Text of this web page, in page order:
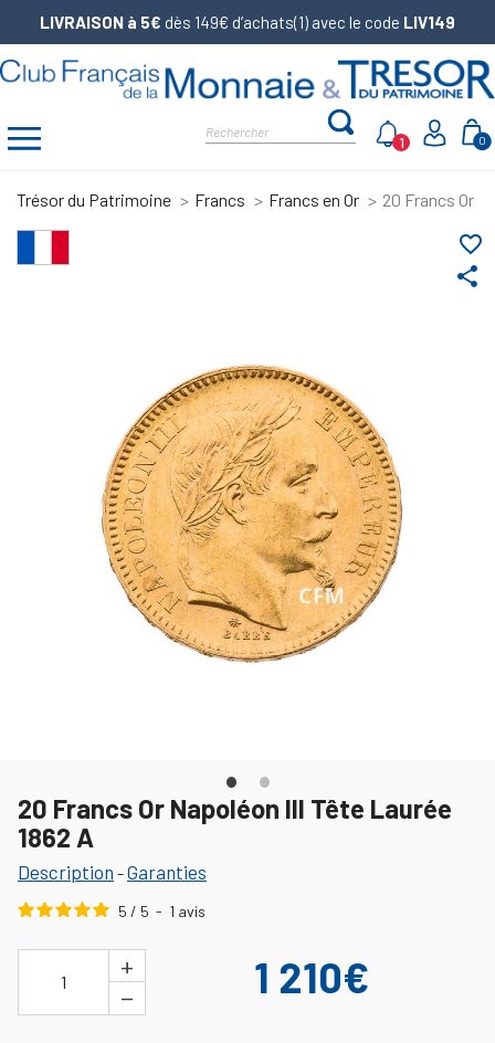
LIVRAISON à 5€ dès 149€ d’achats(1) avec le code LIV149
0
1
Trésor du Patrimoine Francs Francs en Or 20 Francs Or
share
favorite_border
20 Francs Or Napoléon III Tête Laurée
1862 A
Description -Garanties
5 / 5 - 1 avis
1
+
−
1 210€